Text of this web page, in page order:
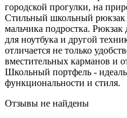
городской прогулки, на
Стильный школьный рюкзак
мальчика подростка. Рюкзак
для ноутбука и другой
отличается не только
вместительных карманов и
Школьный портфель -
функциональности и стиля.
Отзывы не найдены